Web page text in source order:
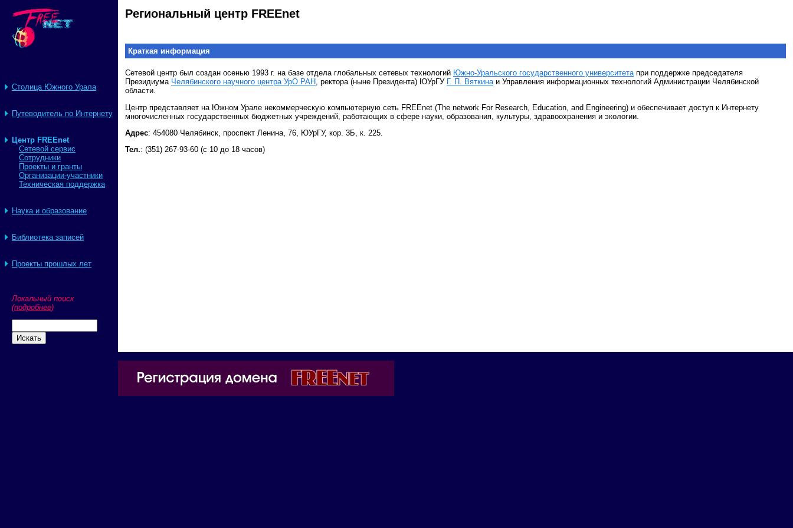
Столица Южного Урала
Путеводитель по Интернету
Центр FREEnet
Сетевой сервис
Сотрудники
Проекты и гранты
Организации-участники
Техническая поддержка
Наука и образование
Библиотека записей
Проекты прошлых лет
Локальный поиск
(подробнее)
Региональный центр FREEnet
Краткая информация
Сетевой центр был создан осенью 1993 г. на базе отдела глобальных сетевых технологий Южно-Уральского государственного университетапри поддержке председателя
Президиума Челябинского научного центра УрО РАН, ректора (ныне Президента) ЮУрГУ Г. П. Вяткинаи Управления информационных технологий Администрации Челябинской
области.
Центр представляет на Южном Урале некоммерческую компьютерную сеть FREEnet (The network For Research, Education, and Engineering) и обеспечивает доступ к Интернету
многочисленных государственных бюджетных учреждений, работающих в сфере науки, образования, культуры, здравоохранения и экологии.
Адрес: 454080 Челябинск, проспект Ленина, 76, ЮУрГУ, кор. 3Б, к. 225.
Тел.: (351) 267-93-60 (с 10 до 18 часов)